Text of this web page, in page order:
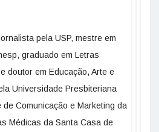
pela USP, mestre em
graduado em Letras
doutor em Educação, Arte e
Universidade Presbiteriana
Comunicação e Marketing da
Médicas da Santa Casa de